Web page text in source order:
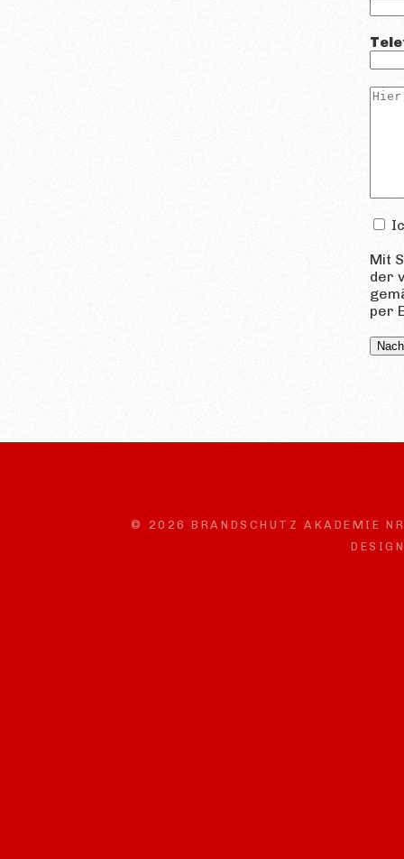
Mit
der
per
© 2026 BRANDSCHUTZ AKADEMIE